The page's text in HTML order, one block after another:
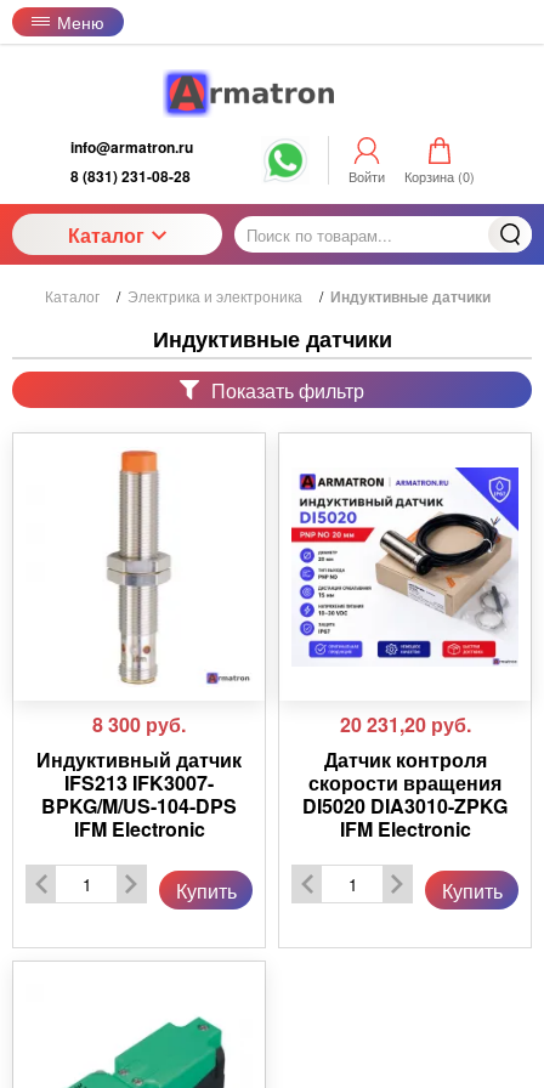
Меню
info@armatron.ru
8 (831) 231-08-28
Войти Корзина (0)
Каталог
Каталог / Электрика и электроника / Индуктивные датчики
Индуктивные датчики
Показать фильтр
8 300 руб.
Индуктивный датчик
IFS213 IFK3007-
BPKG/M/US-104-DPS
IFM Electronic
Купить
20 231,20 руб.
Датчик контроля
скорости вращения
DI5020 DIA3010-ZPKG
IFM Electronic
Купить